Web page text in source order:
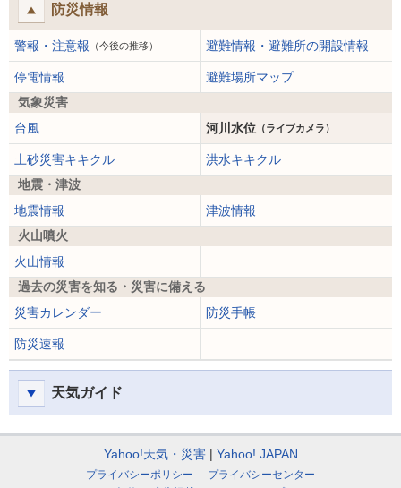
防災情報
警報・注意報 （今後の推移） 避難情報・避難所の開設情報
停電情報
避難場所マップ
気象災害
台風
河川水位 （ライブカメラ）
土砂災害キキクル
洪水キキクル
地震・津波
地震情報
津波情報
火山噴火
火山情報
過去の災害を知る・災害に備える
災害カレンダー
防災手帳
防災速報
天気ガイド
Yahoo!天気・災害 Yahoo! JAPAN
プライバシーポリシー
プライバシーセンター